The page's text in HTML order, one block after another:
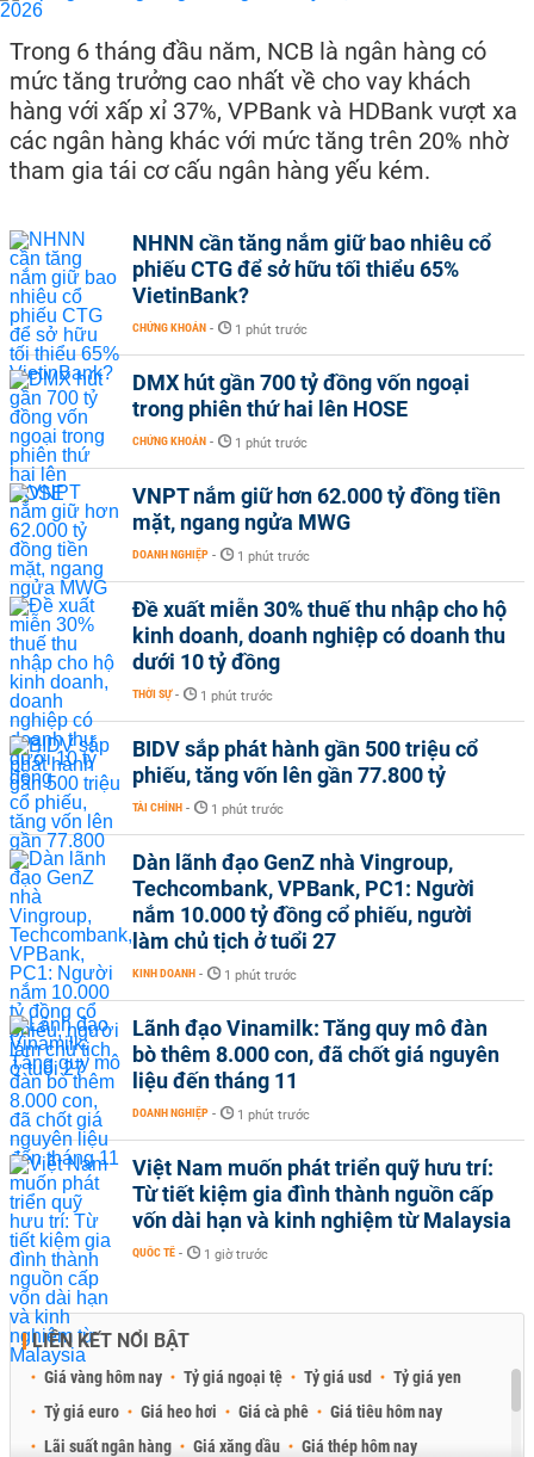
Trong 6 tháng đầu năm, NCB là ngân hàng có
mức tăng trưởng cao nhất về cho vay khách
hàng với xấp xỉ 37%, VPBank và HDBank vượt xa
các ngân hàng khác với mức tăng trên 20% nhờ
tham gia tái cơ cấu ngân hàng yếu kém.
NHNN cần tăng nắm giữ bao nhiêu cổ
phiếu CTG để sở hữu tối thiểu 65%
VietinBank?
CHỨNG KHOÁN - 1 phút trước
DMX hút gần 700 tỷ đồng vốn ngoại
trong phiên thứ hai lên HOSE
CHỨNG KHOÁN - 1 phút trước
VNPT nắm giữ hơn 62.000 tỷ đồng tiền
mặt, ngang ngửa MWG
DOANH NGHIỆP - 1 phút trước
Đề xuất miễn 30% thuế thu nhập cho hộ
kinh doanh, doanh nghiệp có doanh thu
dưới 10 tỷ đồng
THỜI SỰ - 1 phút trước
BIDV sắp phát hành gần 500 triệu cổ
phiếu, tăng vốn lên gần 77.800 tỷ
TÀI CHÍNH - 1 phút trước
Dàn lãnh đạo GenZ nhà Vingroup,
Techcombank, VPBank, PC1: Người
nắm 10.000 tỷ đồng cổ phiếu, người
làm chủ tịch ở tuổi 27
KINH DOANH - 1 phút trước
Lãnh đạo Vinamilk: Tăng quy mô đàn
bò thêm 8.000 con, đã chốt giá nguyên
liệu đến tháng 11
DOANH NGHIỆP - 1 phút trước
Việt Nam muốn phát triển quỹ hưu trí:
Từ tiết kiệm gia đình thành nguồn cấp
vốn dài hạn và kinh nghiệm từ Malaysia
QUỐC TẾ - 1 giờ trước
LIÊN KẾT NỔI BẬT
Giá vàng hôm nay Tỷ giá ngoại tệ Tỷ giá usd
Tỷ giá yen
Tỷ giá euro
Giá heo hơi Giá cà phê
Giá tiêu hôm nay
Lãi suất ngân hàng
Giá xăng dầu Giá thép hôm nay